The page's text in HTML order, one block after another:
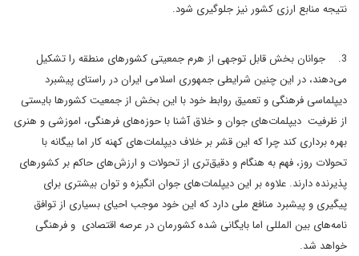
نتیجه منابع ارزی کشور نیز جلوگیری شود.
3. جوانان بخش قابل توجهی از هرم جمعیتی کشورهای منطقه را تشکیل
می‌دهند، در این چنین شرایطی جمهوری اسلامی ایران در راستای پیشبرد
دیپلماسی فرهنگی و تعمیق روابط خود با این بخش از جمعیت کشورها بایستی
از ظرفیت دیپلمات‌های جوان و خلاق آشنا با حوزه‌های فرهنگی، اموزشی و هنری
بهره برداری کند چرا که این قشر بر خلاف دیپلمات‌های کهنه کار اما بیگانه با
تحولات روز، فهم به هنگام و دقیق‌تری از تحولات و ارزش‌های حاکم بر کشورهای
پذیرنده دارند. علاوه بر این دیپلمات‌های جوان انگیزه و توان بیشتری برای
پیگیری و پیشبرد منافع ملی دارد که این خود موجب احیای بسیاری از توافق
نامه‌های بین المللی اما بایگانی شده کشورمان در عرصه اقتصادی و فرهنگی
خواهد شد.